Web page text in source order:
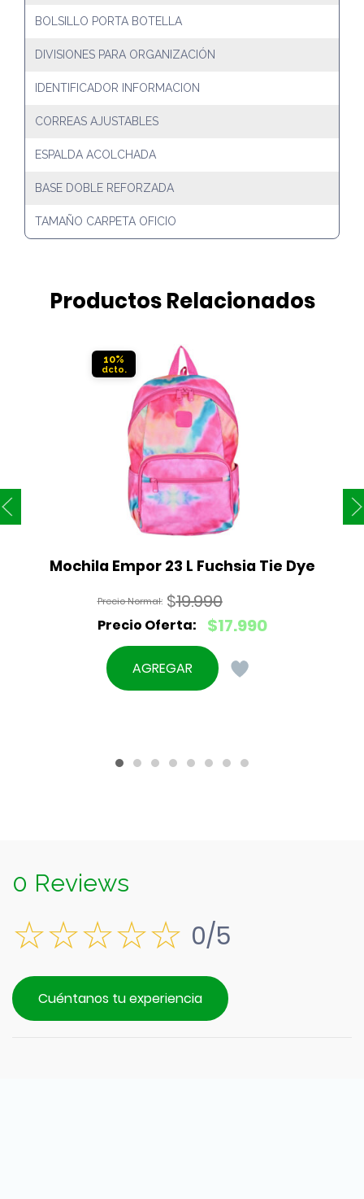
BOLSILLO PORTA BOTELLA
DIVISIONES PARA ORGANIZACIÓN
IDENTIFICADOR INFORMACION
CORREAS AJUSTABLES
ESPALDA ACOLCHADA
BASE DOBLE REFORZADA
TAMAÑO CARPETA OFICIO
Productos Relacionados
10%
Mochila Empor 23 L Fuchsia Tie Dye
$19.990
El
precio
original
$17.990
El
precio
actual
AGREGAR
0 Reviews
0/5
Cuéntanos tu experiencia